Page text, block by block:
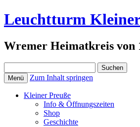
Leuchtturm
Wremer Heimatkreis von
nach:
Menü Zum Inhalt springen
Kleiner Preuße
Info & Öffnungszeiten
Shop
Geschichte